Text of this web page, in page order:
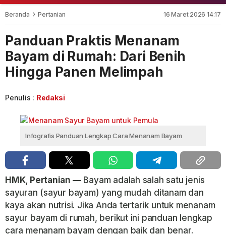
Beranda Pertanian 16 Maret 2026 14:17
Panduan Praktis Menanam
Bayam di Rumah: Dari Benih
Hingga Panen Melimpah
Penulis : Redaksi
Infografis Panduan Lengkap Cara Menanam Bayam
HMK, Pertanian —Bayam adalah salah satu jenis
sayuran (sayur bayam) yang mudah ditanam dan
kaya akan nutrisi. Jika Anda tertarik untuk menanam
sayur bayam di rumah, berikut ini panduan lengkap
cara menanam bayam dengan baik dan benar.